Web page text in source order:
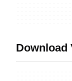
Download